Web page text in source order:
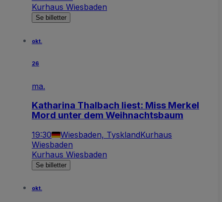
Kurhaus Wiesbaden
Se billetter
okt.
26
ma.
Katharina Thalbach liest: Miss Merkel
Mord unter dem Weihnachtsbaum
19:30 Wiesbaden, TysklandKurhaus
Wiesbaden
Kurhaus Wiesbaden
Se billetter
okt.